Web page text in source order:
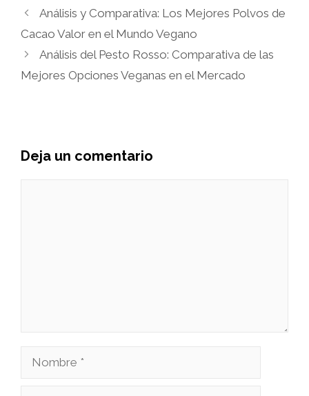
Análisis y Comparativa: Los Mejores Polvos de
Cacao Valor en el Mundo Vegano
Análisis del Pesto Rosso: Comparativa de las
Mejores Opciones Veganas en el Mercado
Deja un comentario
Nombre